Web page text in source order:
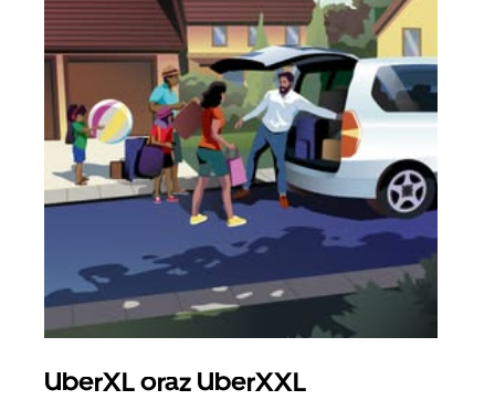
UberXL oraz UberXXL